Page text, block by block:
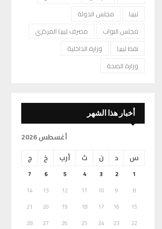
ليبيا
مجلس الدولة
مجلس النواب
مصرف ليبيا المركزي
نفط ليبيا
وزارة الداخلية
وزارة الصحة
أخبار هذا الشهر
أغسطس 2026
س
د ن ث أرب خ ج
1
2
3
4
5
6
7
8
9
10
11
12
13
14
15
16
17
18
19
20
21
22
23
24
25
26
27
28